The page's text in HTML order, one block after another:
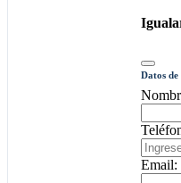
Datos
Email: